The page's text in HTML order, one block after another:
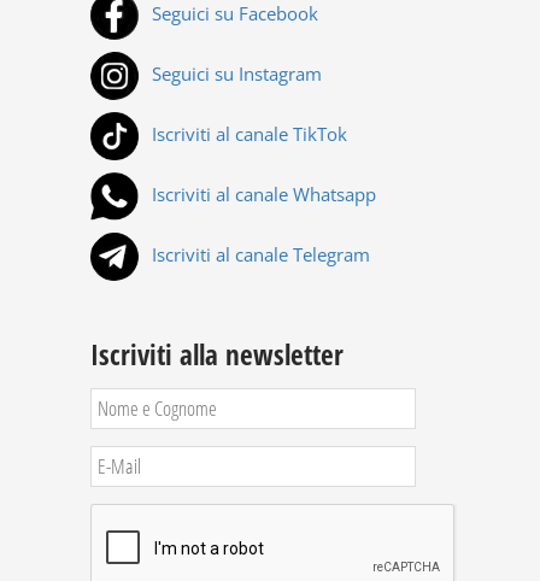
Seguici su Facebook
Seguici su Instagram
Iscriviti al canale TikTok
Iscriviti al canale Whatsapp
Iscriviti al canale Telegram
Iscriviti alla newsletter